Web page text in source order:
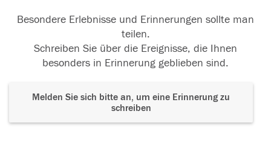
Besondere Erlebnisse und Erinnerungen sollte man
teilen.
Schreiben Sie über die Ereignisse, die Ihnen
besonders in Erinnerung geblieben sind.
Melden Sie sich bitte an, um eine Erinnerung zu
schreiben